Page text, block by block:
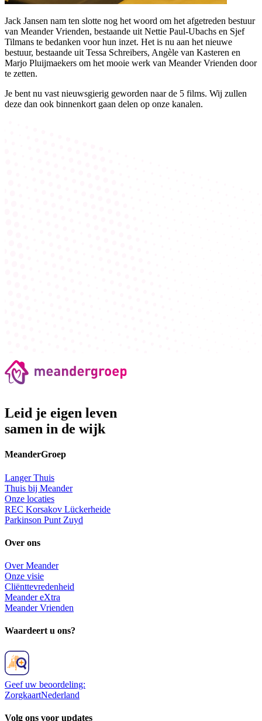
Jack Jansen nam ten slotte nog het woord om het afgetreden bestuur
van Meander Vrienden, bestaande uit Nettie Paul-Ubachs en Sjef
Tilmans te bedanken voor hun inzet. Het is nu aan het nieuwe
bestuur, bestaande uit Tessa Schreibers, Angèle van Kasteren en
Marjo Pluijmaekers om het mooie werk van Meander Vrienden door
te zetten.
Je bent nu vast nieuwsgierig geworden naar de 5 films. Wij zullen
deze dan ook binnenkort gaan delen op onze kanalen.
Leid je eigen leven
samen in de wijk
MeanderGroep
Langer Thuis
Thuis bij Meander
Onze locaties
REC Korsakov Lückerheide
Parkinson Punt Zuyd
Over ons
Over Meander
Onze visie
Cliënttevredenheid
Meander eXtra
Meander Vrienden
Waardeert u ons?
Geef uw beoordeling:
ZorgkaartNederland
Volg ons voor updates